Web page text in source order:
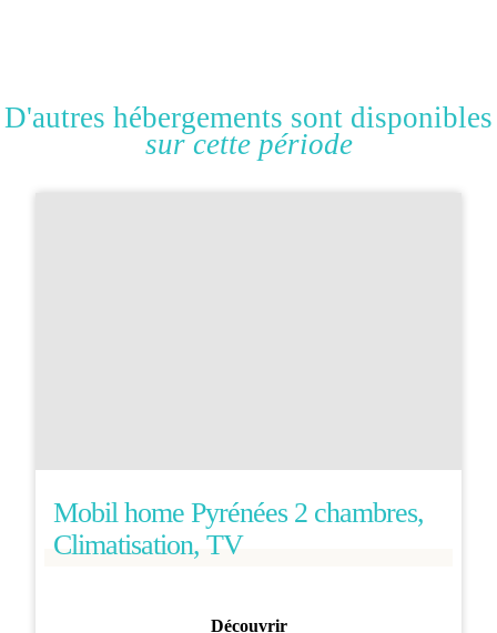
D'autres hébergements sont disponibles
sur cette période
Mobil home Pyrénées 2 chambres,
Climatisation, TV
Découvrir